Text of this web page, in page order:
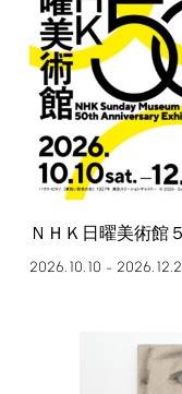
ＮＨＫ日曜美術館
2026.10.10 –